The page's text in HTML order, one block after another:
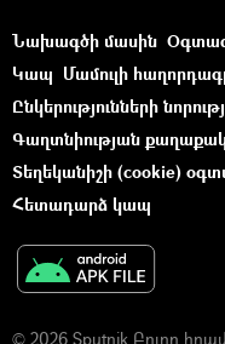
Նախագծի մասին
Կապ Մամուլի
Ընկերությունների
Գաղտնիության
Տեղեկանիշի (cookie)
Հետադարձ կապ
© 2026 Sputnik Բոլոր